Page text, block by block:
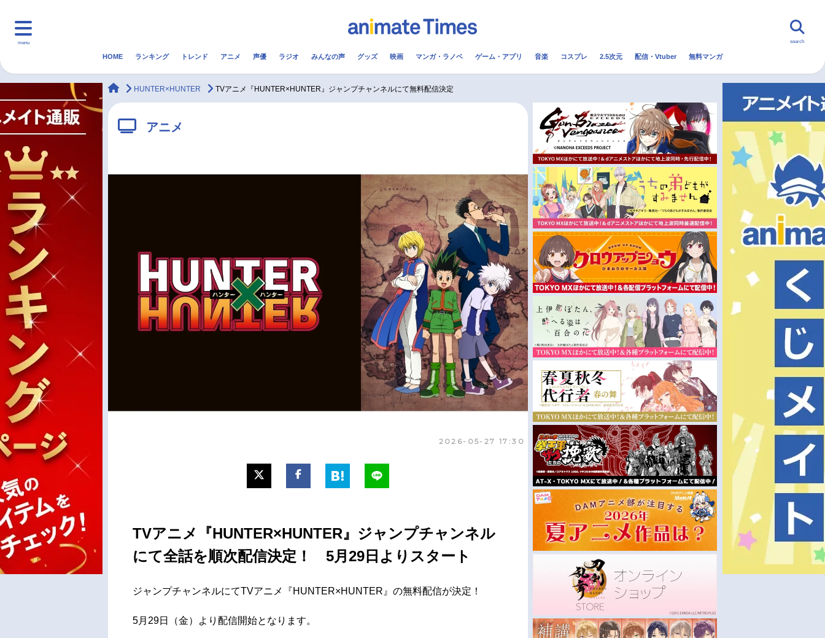
menu
マンガ・ラノベ ゲーム・アプリ 配信・Vtuber トレンド 無料マンガ
実写化映画一覧
男性声優/女性声優一覧
今期アニメ曜日別一覧
春アニメ
夏アニメ
秋アニメ
冬アニメ
FOLLOW US
search
HOME ランキング トレンド アニメ 声優 ラジオ みんなの声 グッズ 映画 マンガ・ラノベ ゲーム・アプリ 音楽 コスプレ 2.5次元 配信・Vtuber 無料マンガ
animateTimes
HUNTER×HUNTER TVアニメ『HUNTER×HUNTER』ジャンプチャンネルにて無料配信決定
アニメ
2026-05-27 17:30
TVアニメ『HUNTER×HUNTER』ジャンプチャンネル
にて全話を順次配信決定！ 5月29日よりスタート
ジャンプチャンネルにてTVアニメ『HUNTER×HUNTER』の無料配信が決定！
5月29日（金）より配信開始となります。